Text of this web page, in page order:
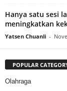
Hanya satu sesi
meningkatkan
Yatsen Chuanli -
POPULAR
Olahraga